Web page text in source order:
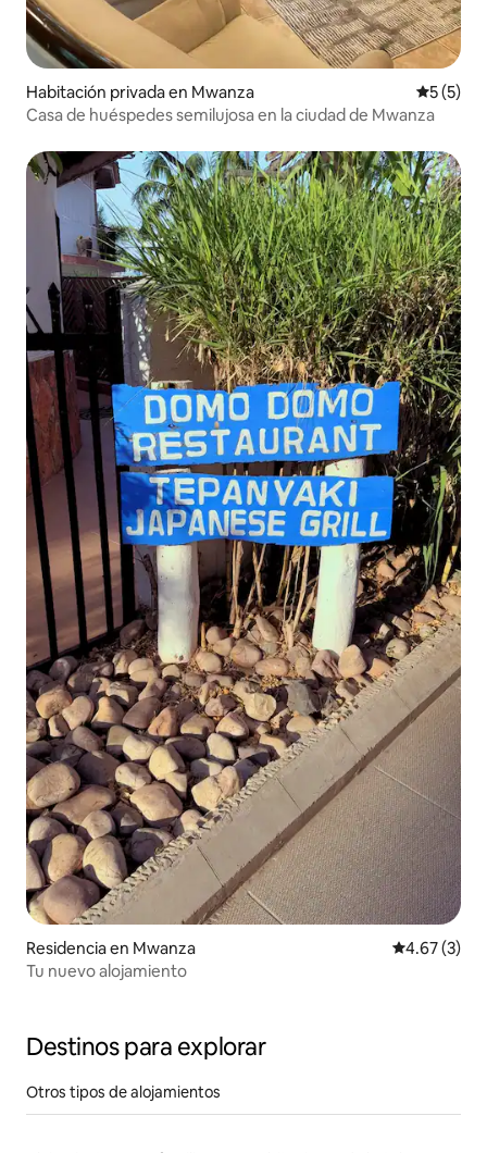
Habitación privada en Mwanza
5 (5)
Casa de huéspedes semilujosa en la ciudad de Mwanza
Residencia en Mwanza Calificación
4.67 (3)
Tu nuevo alojamiento
Destinos para explorar
Otros tipos de alojamientos